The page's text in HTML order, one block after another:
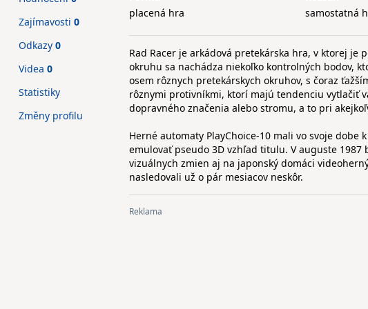
placená hra
samostatná
Rad Racer je arkádová pretekárska hra, v ktorej
okruhu sa nachádza niekoľko kontrolných bodov,
osem rôznych pretekárskych okruhov, s čoraz
rôznymi protivníkmi, ktorí majú tendenciu vytlačiť
dopravného značenia alebo stromu, a to pri
Herné automaty PlayChoice-10 mali vo svoje
emulovať pseudo 3D vzhľad titulu. V auguste
vizuálnych zmien aj na japonský domáci
nasledovali už o pár mesiacov neskôr.
Zajímavosti 0
Odkazy 0
Videa 0
Statistiky
Změny profilu